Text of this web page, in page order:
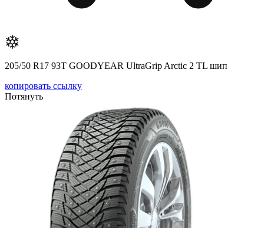
205/50 R17 93T GOODYEAR UltraGrip Arctic 2 TL шип
копировать ссылку
Потянуть